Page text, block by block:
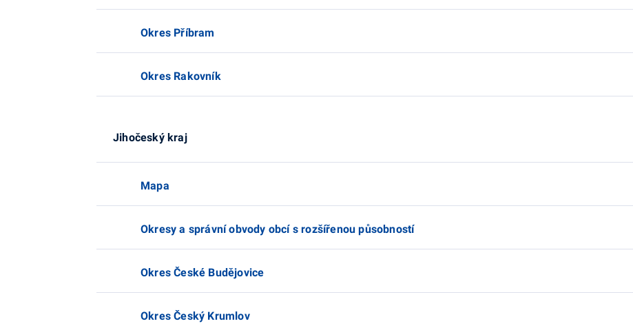
Okres Příbram
Okres Rakovník
Jihočeský kraj
Mapa
Okresy a správní obvody obcí s rozšířenou působností
Okres České Budějovice
Okres Český Krumlov